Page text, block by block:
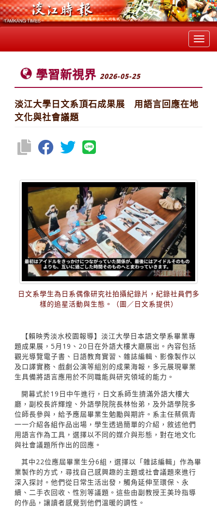
學習新視界 2026-05-25
淡江大學日文系頂石成果展 用語言回應在地
文化與社會議題
日文系學生為日系偶像研究社拍攝紀錄片，紀錄社員們多
樣的追星活動與生態。（圖／日文系提供）
【賴映秀淡水校園報導】淡江大學日本語文學系畢業專
題成果展，5月19、20日在外語大樓大廳展出。內容包括
觀光導覽電子書、日語教育實習、雜誌編輯、影像製作以
及口譯實務、戲劇公演等組別的成果海報，多元展現畢業
生具備將語言應用於不同職能與研究領域的能力。
開幕式於19日中午進行，日文系師生擠滿外語大樓大
廳，副校長許輝煌、外語學院院長林怡弟，及外語學院多
位師長參與，給予應屆畢業生勉勵與期許。系主任蔡佩青
一一介紹各組作品出場，學生透過簡單的介紹，敘述他們
用語言作為工具，選擇以不同的媒介與形態，對在地文化
與社會議題所作出的回應。
其中22位應屆畢業生分6組，選擇以「雜誌編輯」作為畢
業製作的方式，尋找自己感興趣的主題或社會議題來進行
深入探討。他們從日常生活出發，觸角延伸至環保、永
續、二手衣回收、性別等議題。這些由副教授王美玲指導
的作品，讓讀者感覺到他們溫暖的調性。